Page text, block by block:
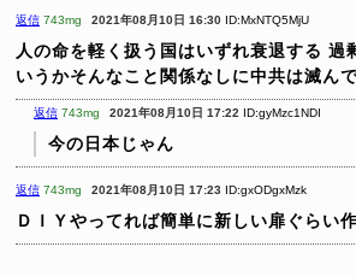
返信 743mg 2021年08月10日 16:30 ID:MxNTQ5MjU
人の命を軽く扱う国はいずれ衰退する 過
いうかそんなこと関係なしに中共は滅ん
返信 743mg 2021年08月10日 17:22 ID:gyMzc1NDI
今の日本じゃん
返信 743mg 2021年08月10日 17:23 ID:gxODgxMzk
ＤＩＹやってれば簡単に新しい扉ぐらい